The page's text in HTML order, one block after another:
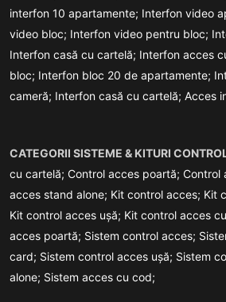
interfon 10 apartamente; Interfon video
video bloc; Interfon video pentru bloc;
Interfon casă cu cartelă; Interfon acces
bloc; Interfon bloc 20 de apartamente;
cameră; Interfon casă cu cartelă; Acces
CATEGORII SISTEME & KITURI
cu cartelă; Control acces poartă; Control
acces stand alone; Kit control acces; Kit
Kit control acces ușă; Kit control acces
acces poartă; Sistem control acces;
card; Sistem control acces ușă; Sistem
alone; Sistem acces cu cod;